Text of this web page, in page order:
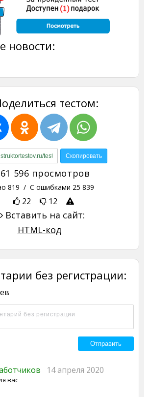
новости:
тестом:
61 596 просмотров
819 / С ошибками 25 839
22 12
Вставить на сайт:
HTML-код
без регистрации:
14 апреля 2020
вас